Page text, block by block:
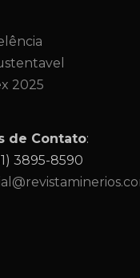
2025
de Contato:
3895-8590